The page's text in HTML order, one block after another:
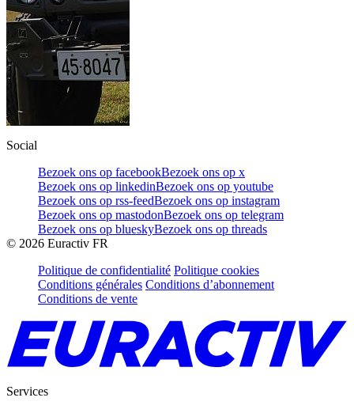
Social
Bezoek ons op facebookBezoek ons op x
Bezoek ons op linkedinBezoek ons op youtube
Bezoek ons op rss-feedBezoek ons op instagram
Bezoek ons op mastodonBezoek ons op telegram
Bezoek ons op blueskyBezoek ons op threads
© 2026 Euractiv FR
Politique de confidentialité Politique cookies
Conditions générales Conditions d’abonnement
Conditions de vente
Services